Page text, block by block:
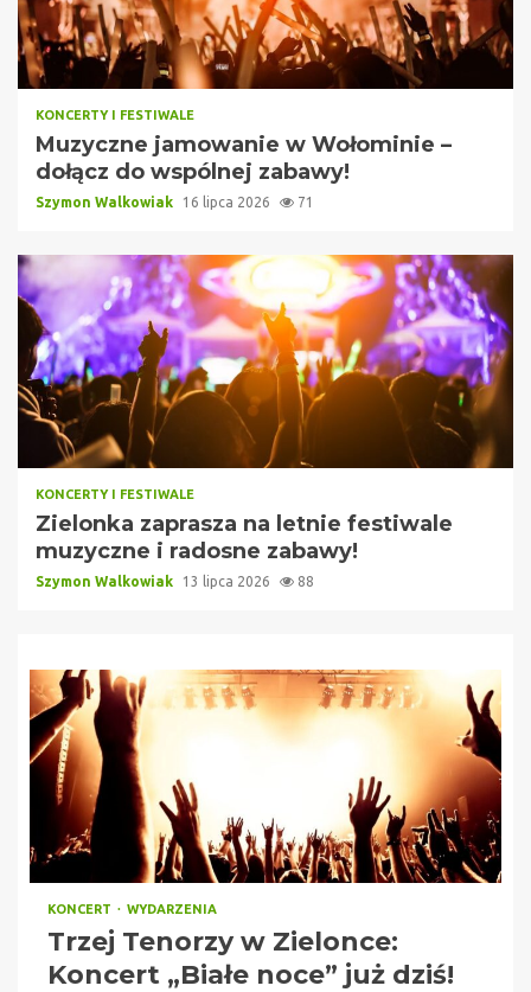
KONCERTY I FESTIWALE
Muzyczne jamowanie w Wołominie –
dołącz do wspólnej zabawy!
Szymon Walkowiak 16 lipca 2026 71
KONCERTY I FESTIWALE
Zielonka zaprasza na letnie festiwale
muzyczne i radosne zabawy!
Szymon Walkowiak 13 lipca 2026 88
KONCERT WYDARZENIA
Trzej Tenorzy w Zielonce:
Koncert „Białe noce” już dziś!